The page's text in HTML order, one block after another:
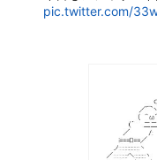
pic.twitter.com/